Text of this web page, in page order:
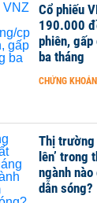
Cổ phiếu
190.000
phiên,
ba tháng
CHỨNG KHOÁN
Thị trường
lên’ trong
ngành
dẫn sóng?